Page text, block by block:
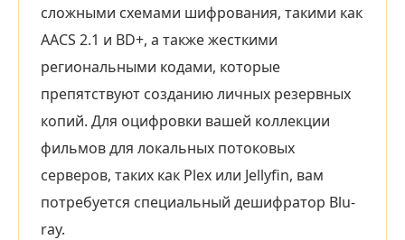
сложными схемами шифрования, такими как
AACS 2.1 и BD+, а также жесткими
региональными кодами, которые
препятствуют созданию личных резервных
копий. Для оцифровки вашей коллекции
фильмов для локальных потоковых
серверов, таких как Plex или Jellyfin, вам
потребуется специальный дешифратор Blu-
ray.